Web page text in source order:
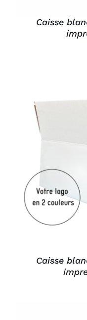
Caisse
Caisse